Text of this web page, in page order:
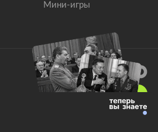
Мини-игры
Все права защищены.